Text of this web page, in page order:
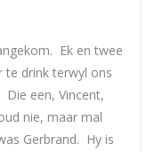
Ek en twee
te drink terwyl ons
een, Vincent,
nie, maar mal
Gerbrand. Hy is